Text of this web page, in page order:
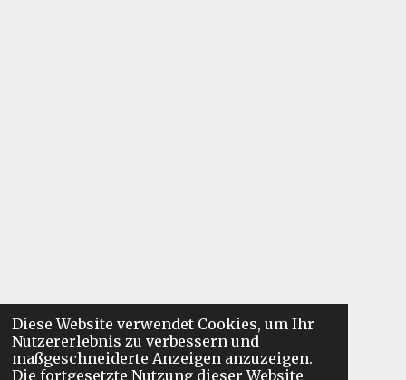
Diese Website verwendet Cookies, um Ihr
Nutzererlebnis zu verbessern und
maßgeschneiderte Anzeigen anzuzeigen.
Die fortgesetzte Nutzung dieser Website